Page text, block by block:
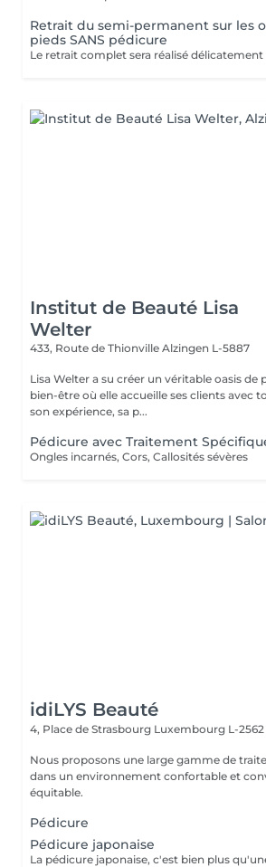
Retrait du semi-permanent sur les
pieds SANS pédicure
Institut de Beauté Lisa
Welter
433, Route de Thionville Alzingen L-5887
Lisa Welter a su créer un véritable oasis de
bien-être où elle accueille ses clients avec
son expérience, sa p...
Pédicure avec Traitement
Ongles incarnés, Cors, Callosités sévères
idiLYS Beauté
4, Place de Strasbourg Luxembourg L-2562
Nous proposons une large gamme de
dans un environnement confortable et
équitable.
Pédicure
Pédicure japonaise